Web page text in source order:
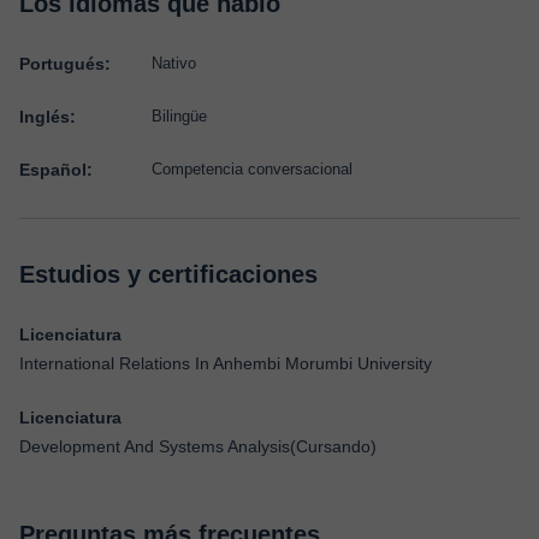
Portugués: Nativo
Inglés: Bilingüe
Español: Competencia conversacional
Estudios y certificaciones
Licenciatura
International Relations In Anhembi Morumbi University
Licenciatura
Development And Systems Analysis(Cursando)